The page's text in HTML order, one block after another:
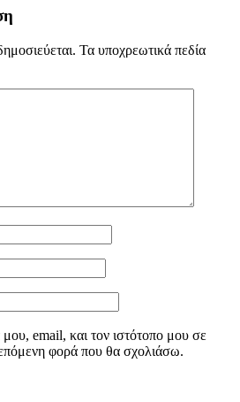
Τα υποχρεωτικά πεδία
email, και τον ιστότοπο μου σε
φορά που θα σχολιάσω.